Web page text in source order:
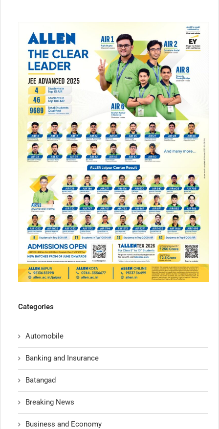
Categories
Automobile
Banking and Insurance
Batangad
Breaking News
Business and Economy